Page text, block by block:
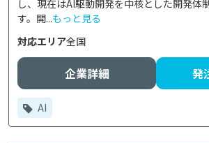
し、現在はAI駆動開発を中核とした開発体
す。開...もっと見る
対応エリア全国
企業詳細 発
AI